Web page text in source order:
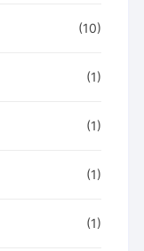
(10)
(1)
(1)
(1)
(1)